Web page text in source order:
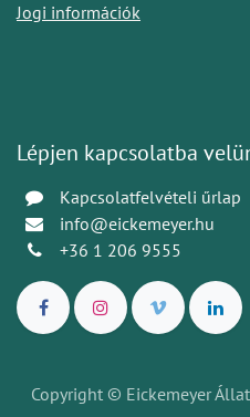
Jogi információk
Lépjen kapcsolatba
Kapcsolatfelvételi űrlap
info@eickemeyer.hu
+36 1 206 9555
Copyright © Eickemeyer